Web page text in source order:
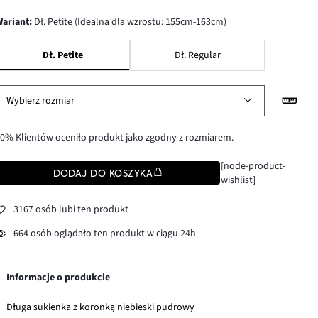
wariant: Dł. Petite (Idealna dla wzrostu: 155cm-163cm)
Dł. Petite Dł. Regular
Wybierz rozmiar
Klientów oceniło produkt jako zgodny z rozmiarem.
DODAJ DO KOSZYKA
[node-product-
wishlist]
3167 osób lubi ten produkt
664 osób oglądało ten produkt w ciągu 24h
Informacje o produkcie
Długa sukienka z koronką niebieski pudrowy